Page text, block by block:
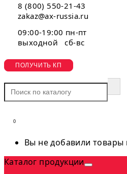
8 (800) 550-21-43
zakaz@ax-russia.ru
09:00-19:00 пн-пт
выходной сб-вс
ПОЛУЧИТЬ КП
0
Вы не добавили товары
Каталог продукции